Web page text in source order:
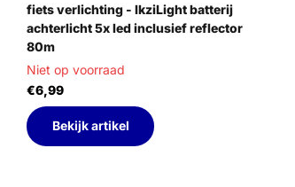
fiets verlichting - IkziLight batterij
achterlicht 5x led inclusief reflector
80m
Niet op voorraad
€6,99
Bekijk artikel